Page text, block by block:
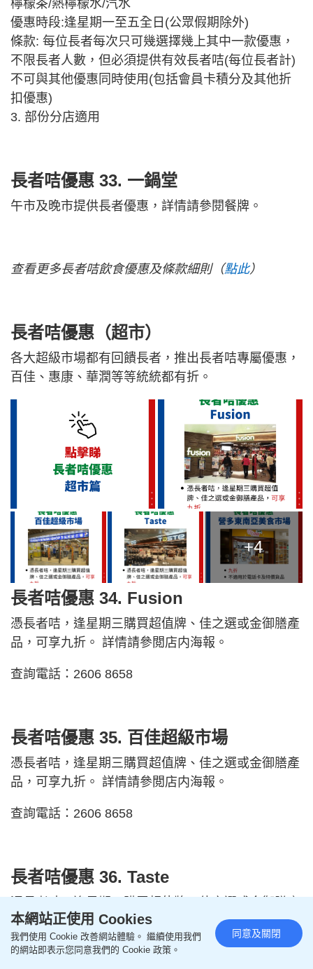
檸檬茶/熱檸檬水/汽水
優惠時段:逢星期一至五全日(公眾假期除外)
條款: 每位長者每次只可幾選擇幾上其中一款優惠，
不限長者人數，但必須提供有效長者咭(每位長者計)
不可與其他優惠同時使用(包括會員卡積分及其他折
扣優惠)
3. 部份分店適用
長者咭優惠 33. 一鍋堂
午市及晚市提供長者優惠，詳情請參閱餐牌。
查看更多長者咭飲食優惠及條款細則（點此）
長者咭優惠（超市）
各大超級市場都有回饋長者，推出長者咭專屬優惠，
百佳、惠康、華潤等等統統都有折。
+4
長者咭優惠 34. Fusion
憑長者咭，逢星期三購買超值牌、佳之選或金御膳產
品，可享九折。 詳情請參閲店内海報。
查詢電話：2606 8658
長者咭優惠 35. 百佳超級市場
憑長者咭，逢星期三購買超值牌、佳之選或金御膳產
品，可享九折。 詳情請參閲店内海報。
查詢電話：2606 8658
長者咭優惠 36. Taste
品，可享九折。 詳情請參閲店内海報。
查詢電話：2606 8658
本網站正使用 Cookies
我們使用 Cookie 改善網站體驗。 繼續使用我們
的網站即表示您同意我們的 Cookie 政策。
同意及關閉